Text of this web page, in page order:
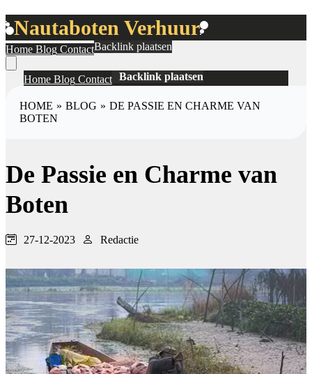
Nautaboten Verhuur
Home Blog ContactBacklink plaatsen
HomeBlogContact Backlink plaatsen
HOME » BLOG » DE PASSIE EN CHARME VAN
BOTEN
De Passie en Charme van
Boten
27-12-2023 Redactie